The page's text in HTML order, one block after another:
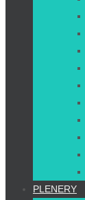
PLENERY